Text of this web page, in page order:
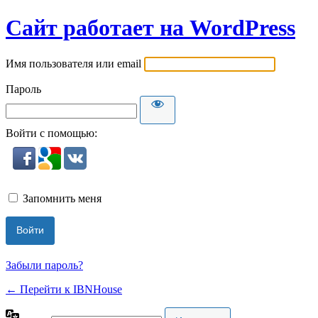
Сайт работает на WordPress
Имя пользователя или email
Пароль
Войти с помощью:
Запомнить меня
Забыли пароль?
← Перейти к IBNHouse